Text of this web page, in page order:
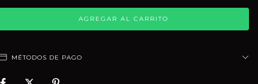
MÉTODOS DE PAGO